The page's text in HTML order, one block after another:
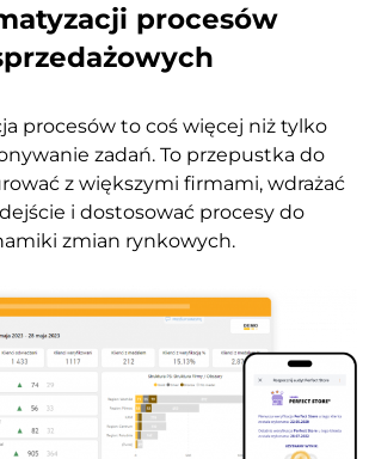
procesów
procesów to coś więcej niż tylko
zadań. To przepustka do
z większymi firmami, wdrażać
i dostosować procesy do
zmian rynkowych.